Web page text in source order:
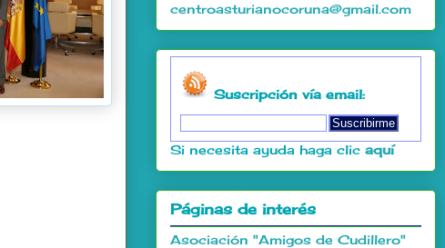
centroasturianocoruna@gmail.com
Suscripción vía email:
Si necesita ayuda haga clic aquí
Páginas de interés
Asociación "Amigos de Cudillero"